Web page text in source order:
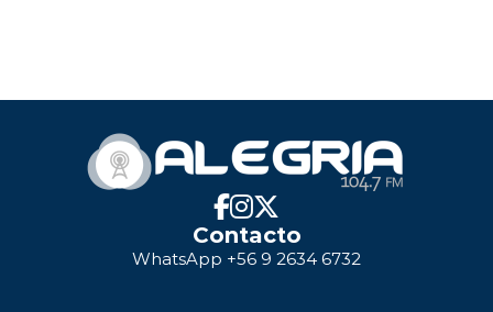
Contacto
WhatsApp +56 9 2634 6732